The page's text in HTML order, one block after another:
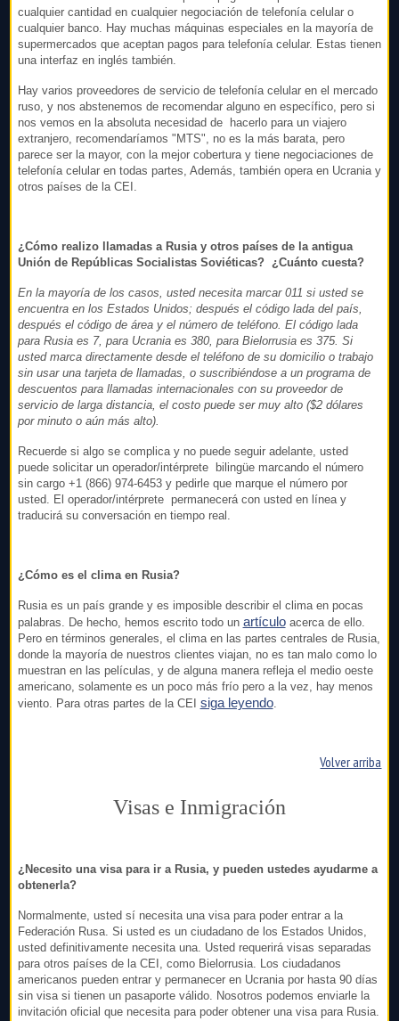
cualquier cantidad en cualquier negociación de telefonía celular o
cualquier banco. Hay muchas máquinas especiales en la mayoría de
supermercados que aceptan pagos para telefonía celular. Estas tienen
una interfaz en inglés también.
Hay varios proveedores de servicio de telefonía celular en el mercado
ruso, y nos abstenemos de recomendar alguno en específico, pero si
nos vemos en la absoluta necesidad de hacerlo para un viajero
extranjero, recomendaríamos "MTS", no es la más barata, pero
parece ser la mayor, con la mejor cobertura y tiene negociaciones de
telefonía celular en todas partes, Además, también opera en Ucrania y
otros países de la CEI.
¿Cómo realizo llamadas a Rusia y otros países de la antigua
Unión de Repúblicas Socialistas Soviéticas? ¿Cuánto cuesta?
En la mayoría de los casos, usted necesita marcar 011 si usted se
encuentra en los Estados Unidos; después el código lada del país,
después el código de área y el número de teléfono. El código lada
para Rusia es 7, para Ucrania es 380, para Bielorrusia es 375. Si
usted marca directamente desde el teléfono de su domicilio o trabajo
sin usar una tarjeta de llamadas, o suscribiéndose a un programa de
descuentos para llamadas internacionales con su proveedor de
servicio de larga distancia, el costo puede ser muy alto ($2 dólares
por minuto o aún más alto).
Recuerde si algo se complica y no puede seguir adelante, usted
puede solicitar un operador/intérprete bilingüe marcando el número
sin cargo +1 (866) 974-6453 y pedirle que marque el número por
usted. El operador/intérprete permanecerá con usted en línea y
traducirá su conversación en tiempo real.
¿Cómo es el clima en Rusia?
Rusia es un país grande y es imposible describir el clima en pocas
palabras. De hecho, hemos escrito todo un artículoacerca de ello.
Pero en términos generales, el clima en las partes centrales de Rusia,
donde la mayoría de nuestros clientes viajan, no es tan malo como lo
muestran en las películas, y de alguna manera refleja el medio oeste
americano, solamente es un poco más frío pero a la vez, hay menos
viento. Para otras partes de la CEI siga leyendo.
Volver arriba
Visas e Inmigración
¿Necesito una visa para ir a Rusia, y pueden ustedes ayudarme a
obtenerla?
Normalmente, usted sí necesita una visa para poder entrar a la
Federación Rusa. Si usted es un ciudadano de los Estados Unidos,
usted definitivamente necesita una. Usted requerirá visas separadas
para otros países de la CEI, como Bielorrusia. Los ciudadanos
americanos pueden entrar y permanecer en Ucrania por hasta 90 días
sin visa si tienen un pasaporte válido. Nosotros podemos enviarle la
invitación oficial que necesita para poder obtener una visa para Rusia.